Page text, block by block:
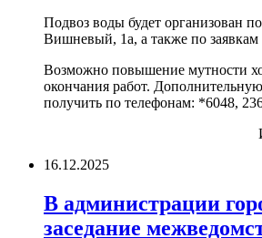
Подвоз воды будет организован
Вишневый, 1а, а также по заявкам
Возможно повышение мутности
окончания работ.
получить по телефонам: *6048,
16.12.2025
В администрации
заседание